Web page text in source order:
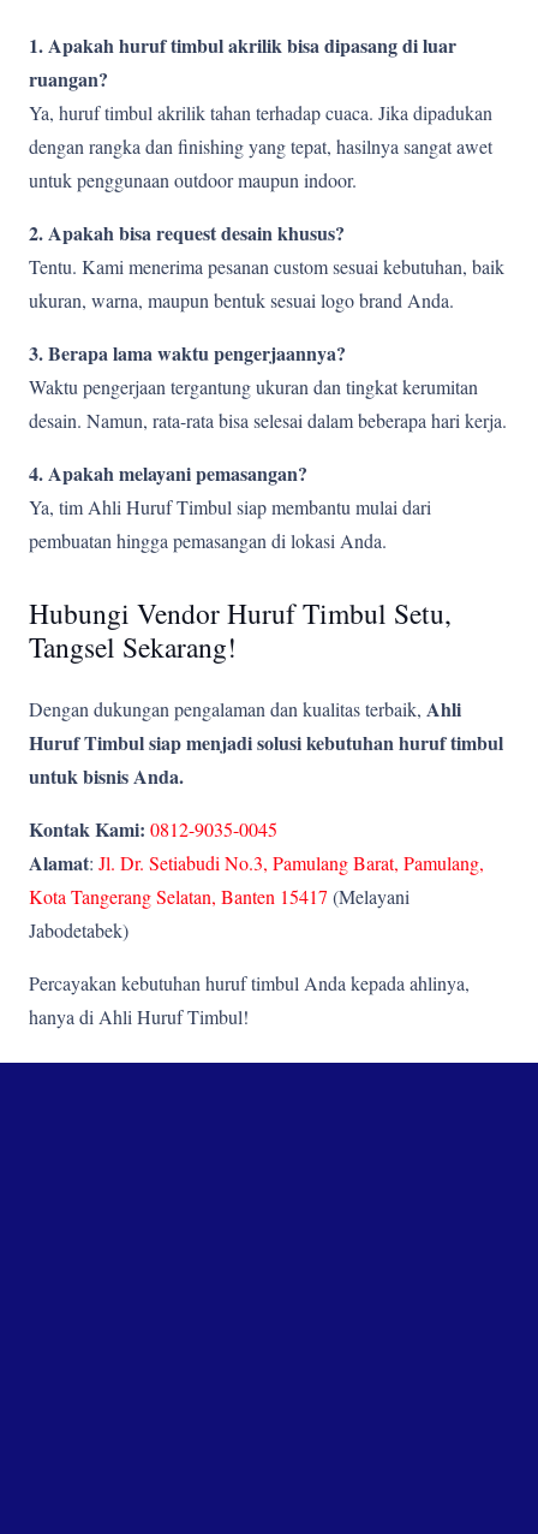
1. Apakah huruf timbul akrilik bisa dipasang di luar
ruangan?
Ya, huruf timbul akrilik tahan terhadap cuaca. Jika dipadukan
dengan rangka dan finishing yang tepat, hasilnya sangat awet
untuk penggunaan outdoor maupun indoor.
2. Apakah bisa request desain khusus?
Tentu. Kami menerima pesanan custom sesuai kebutuhan, baik
ukuran, warna, maupun bentuk sesuai logo brand Anda.
3. Berapa lama waktu pengerjaannya?
Waktu pengerjaan tergantung ukuran dan tingkat kerumitan
desain. Namun, rata-rata bisa selesai dalam beberapa hari kerja.
4. Apakah melayani pemasangan?
Ya, tim Ahli Huruf Timbul siap membantu mulai dari
pembuatan hingga pemasangan di lokasi Anda.
Hubungi Vendor Huruf Timbul Setu,
Tangsel Sekarang!
Dengan dukungan pengalaman dan kualitas terbaik, Ahli
Huruf Timbul siap menjadi solusi kebutuhan huruf timbul
untuk bisnis Anda.
Kontak Kami: 0812-9035-0045
Alamat: Jl. Dr. Setiabudi No.3, Pamulang Barat, Pamulang,
Kota Tangerang Selatan, Banten 15417 (Melayani
Jabodetabek)
Percayakan kebutuhan huruf timbul Anda kepada ahlinya,
hanya di Ahli Huruf Timbul!